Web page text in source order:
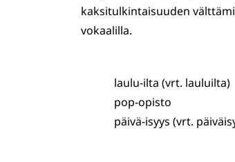
kaksitulkintaisuuden
vokaalilla.
laulu-ilta (vrt. lauluilta)
pop-opisto
päivä-isyys (vrt.